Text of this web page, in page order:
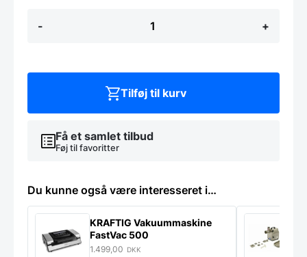
- +
Få et samlet tilbud
Føj til favoritter
Tilføj til kurv
Du kunne også være interesseret i…
KRAFTIG Vakuummaskine
FastVac 500
1.499,00 DKK